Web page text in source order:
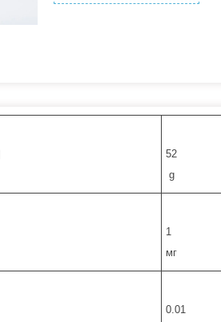
52
g
1
мг
0.01